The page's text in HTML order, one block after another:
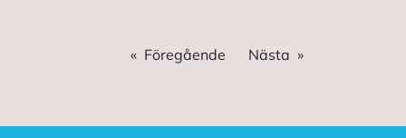
Föregående Nästa